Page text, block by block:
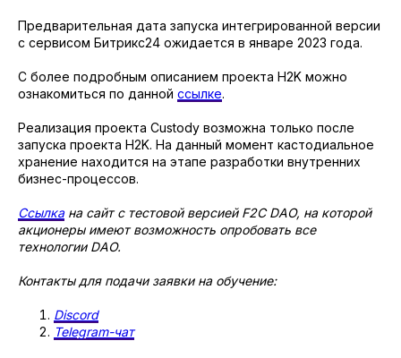
Предварительная дата запуска интегрированной версии
с сервисом Битрикс24 ожидается в январе 2023 года.
С более подробным описанием проекта H2K можно
ознакомиться по данной ссылке.
Реализация проекта Custody возможна только после
запуска проекта H2K. На данный момент кастодиальное
хранение находится на этапе разработки внутренних
бизнес-процессов.
Ссылкана сайт с тестовой версией F2C DAO, на которой
акционеры имеют возможность опробовать все
технологии DAO.
Контакты для подачи заявки на обучение:
Discord
Telegram-чат